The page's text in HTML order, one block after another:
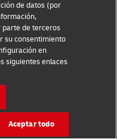
reservados
de datos (por
parte de terceros
su consentimiento
en
siguientes enlaces
Aceptar todo